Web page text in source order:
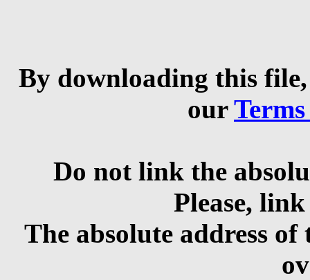
By downloading this
our
Do not link the
Please,
The absolute address